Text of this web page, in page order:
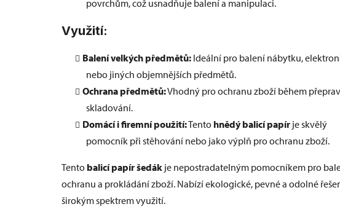
povrchům, což usnadňuje balení a manipulaci.
Využití:
Balení velkých předmětů: Ideální pro balení nábytku,
nebo jiných objemnějších předmětů.
Ochrana předmětů:Vhodný pro ochranu zboží během
skladování.
Domácí i firemní použití:Tento hnědý balicí papír je skvělý
pomocník při stěhování nebo jako výplň pro ochranu zboží.
Tento balicí papír šedák je nepostradatelným pomocníkem pro
ochranu a prokládání zboží. Nabízí ekologické, pevné a odolné
širokým spektrem využití.